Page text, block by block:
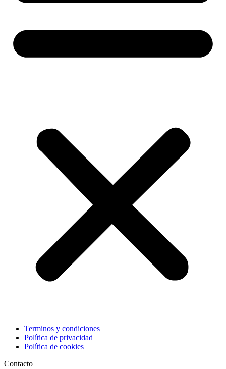
Terminos y condiciones
Política de privacidad
Política de cookies
Contacto